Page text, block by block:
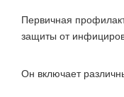
Первичная
защиты от
Он включает